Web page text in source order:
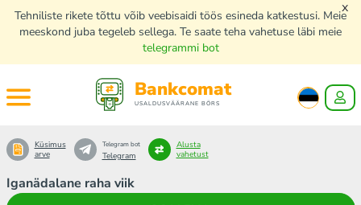
Tehniliste rikete tõttu võib veebisaidi töös esineda katkestusi. Meie
meeskond juba tegeleb sellega. Te saate teha vahetuse läbi meie
telegrammi bot
x
Bankcomat
USALDUSVÄÄRANE BÖRS
Iganädalane raha viik
Küsimus
arve
Telegram bot
Telegram
Alusta
vahetust